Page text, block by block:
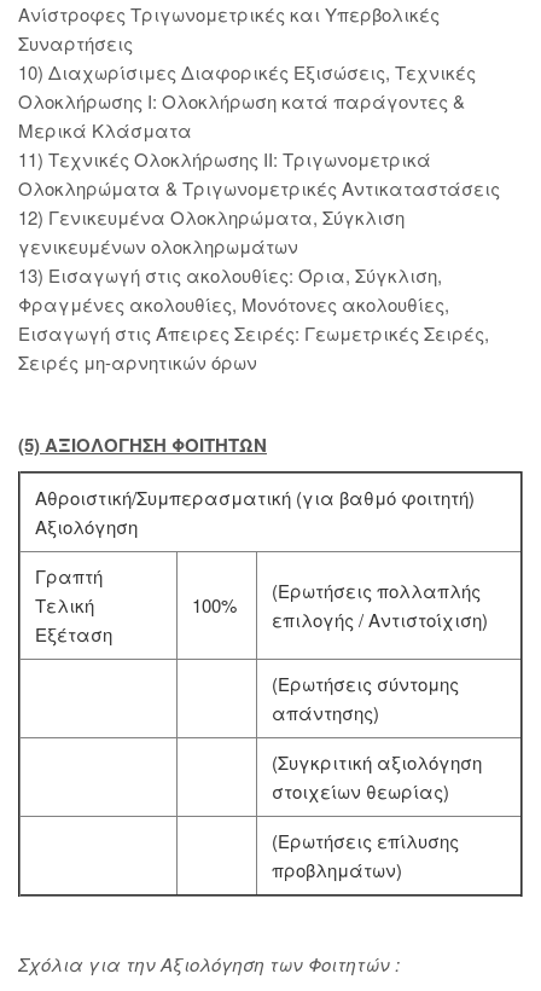
Ανίστροφες Τριγωνομετρικές και Υπερβολικές
Συναρτήσεις
10) Διαχωρίσιμες Διαφορικές Εξισώσεις, Τεχνικές
Ολοκλήρωσης Ι: Ολοκλήρωση κατά παράγοντες &
Μερικά Κλάσματα
11) Τεχνικές Ολοκλήρωσης ΙΙ: Τριγωνομετρικά
Ολοκληρώματα & Τριγωνομετρικές Αντικαταστάσεις
12) Γενικευμένα Ολοκληρώματα, Σύγκλιση
γενικευμένων ολοκληρωμάτων
13) Εισαγωγή στις ακολουθίες: Όρια, Σύγκλιση,
Φραγμένες ακολουθίες, Μονότονες ακολουθίες,
Εισαγωγή στις Άπειρες Σειρές: Γεωμετρικές Σειρές,
Σειρές μη-αρνητικών όρων
(5) ΑΞΙΟΛΟΓΗΣΗ ΦΟΙΤΗΤΩΝ
Αθροιστική/Συμπερασματική (για βαθμό φοιτητή)
Αξιολόγηση
Γραπτή
Τελική
Εξέταση
100%
(Ερωτήσεις πολλαπλής
επιλογής / Αντιστοίχιση)
(Ερωτήσεις σύντομης
απάντησης)
(Συγκριτική αξιολόγηση
στοιχείων θεωρίας)
(Ερωτήσεις επίλυσης
προβλημάτων)
Σχόλια για την Αξιολόγηση των Φοιτητών :